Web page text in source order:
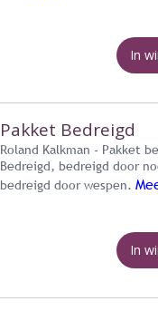
In
Pakket Bedreigd
Roland Kalkman - Pakket
Bedreigd, bedreigd door
bedreigd door wespen.
In